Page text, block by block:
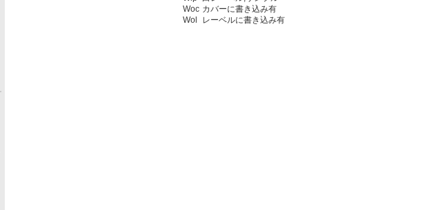
Woc カバーに書き込み有
Wol
レーベルに書き込み有